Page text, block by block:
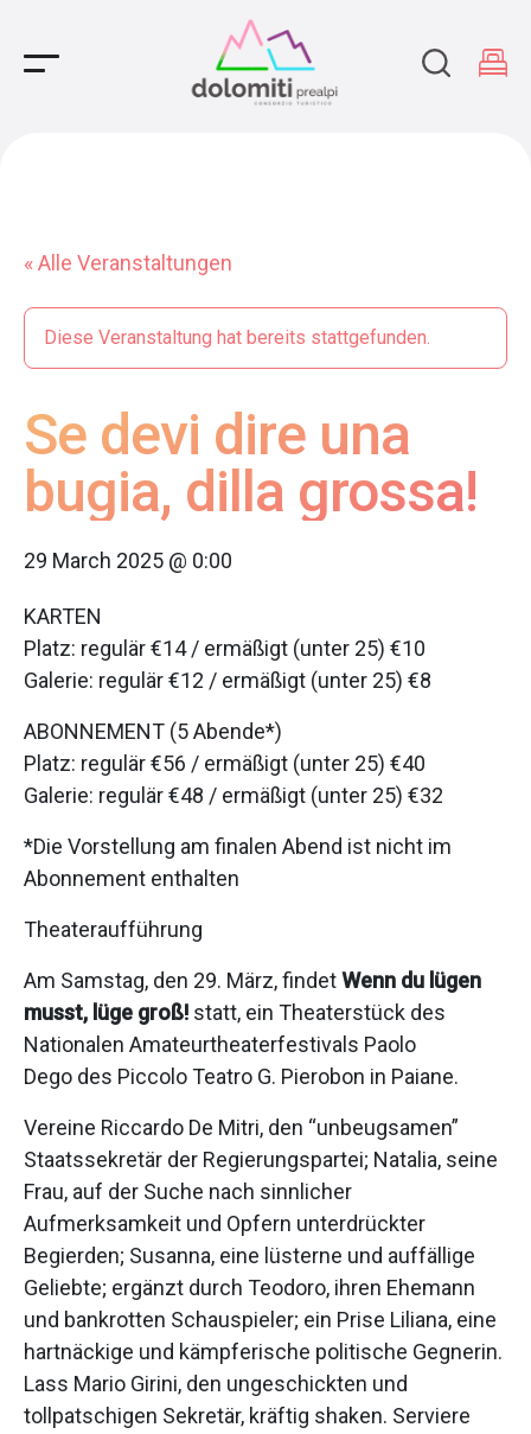
Main Navigation
« Alle Veranstaltungen
Diese Veranstaltung hat bereits stattgefunden.
Se devi dire una
bugia, dilla grossa!
29 March 2025 @ 0:00
KARTEN
Platz: regulär €14 / ermäßigt (unter 25) €10
Galerie: regulär €12 / ermäßigt (unter 25) €8
ABONNEMENT (5 Abende*)
Platz: regulär €56 / ermäßigt (unter 25) €40
Galerie: regulär €48 / ermäßigt (unter 25) €32
*Die Vorstellung am finalen Abend ist nicht im
Abonnement enthalten
Theateraufführung
Am Samstag, den 29. März, findetWenn du lügen
musst, lüge groß! statt, ein Theaterstück des
Nationalen Amateurtheaterfestivals Paolo
Dego des Piccolo Teatro G. Pierobon in Paiane.
Vereine Riccardo De Mitri, den “unbeugsamen”
Staatssekretär der Regierungspartei; Natalia, seine
Frau, auf der Suche nach sinnlicher
Aufmerksamkeit und Opfern unterdrückter
Begierden; Susanna, eine lüsterne und auffällige
Geliebte; ergänzt durch Teodoro, ihren Ehemann
und bankrotten Schauspieler; ein Prise Liliana, eine
hartnäckige und kämpferische politische Gegnerin.
Lass Mario Girini, den ungeschickten und
tollpatschigen Sekretär, kräftig shaken. Serviere